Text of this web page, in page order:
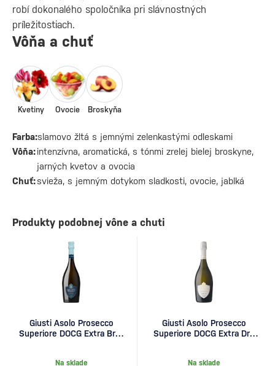
robí dokonalého spoločníka pri slávnostných
príležitostiach.
Vôňa a chuť
Farba:slamovo žltá s jemnými zelenkastými odleskami
Vôňa:intenzívna, aromatická, s tónmi zrelej bielej broskyne,
jarných kvetov a ovocia
Chuť:svieža, s jemným dotykom sladkosti, ovocie, jablká
Kvetiny Ovocie Broskyňa
Produkty podobnej vône a chuti
Giusti Asolo Prosecco
Superiore DOCG Extra Brut
Na sklade
Giusti Asolo Prosecco
Superiore DOCG Extra Dry
Na sklade